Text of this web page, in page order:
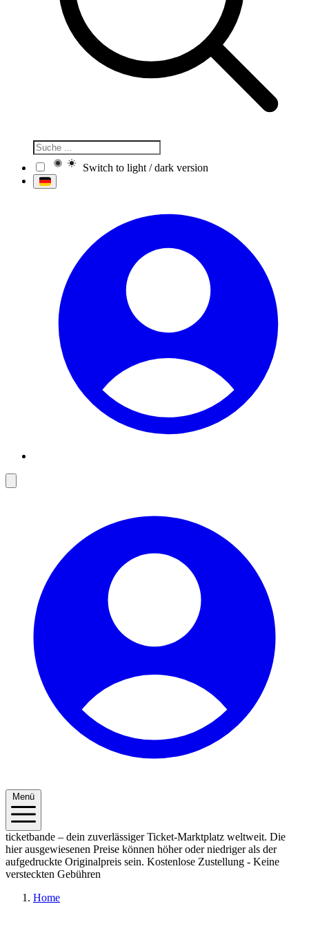
Switch to light / dark version
Menü
ticketbande – dein zuverlässiger Ticket-Marktplatz weltweit. Die
hier ausgewiesenen Preise können höher oder niedriger als der
aufgedruckte Originalpreis sein. Kostenlose Zustellung - Keine
versteckten Gebühren
Home